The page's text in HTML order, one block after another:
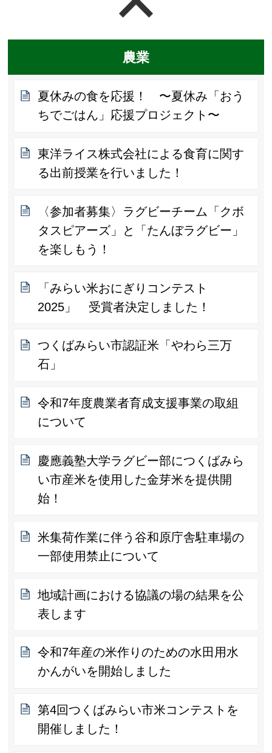
農業
夏休みの食を応援！ 〜夏休み「おう
ちでごはん」応援プロジェクト〜
東洋ライス株式会社による食育に関す
る出前授業を行いました！
〈参加者募集〉ラグビーチーム「クボ
タスピアーズ」と「たんぼラグビー」
を楽しもう！
「みらい米おにぎりコンテスト
2025」 受賞者決定しました！
つくばみらい市認証米「やわら三万
石」
令和7年度農業者育成支援事業の取組
について
慶應義塾大学ラグビー部につくばみら
い市産米を使用した金芽米を提供開
始！
米集荷作業に伴う谷和原庁舎駐車場の
一部使用禁止について
地域計画における協議の場の結果を公
表します
令和7年産の米作りのための水田用水
かんがいを開始しました
第4回つくばみらい市米コンテストを
開催しました！